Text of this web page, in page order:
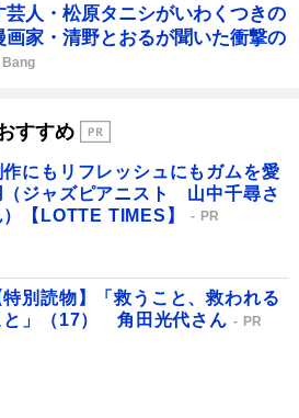
人・松原タニシがいわくつきの
家・清野とおるが聞いた衝撃の
すすめ
作にもリフレッシュにもガムを愛
（ジャズピアニスト 山中千尋さ
）【LOTTE TIMES】
PR
特別読物】「救うこと、救われる
と」（17） 角田光代さん
PR